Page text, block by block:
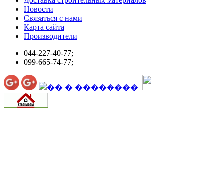
Новости
Связаться с нами
Карта сайта
Производители
044-227-40-77;
099-665-74-77;